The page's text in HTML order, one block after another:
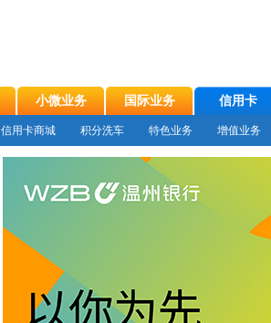
小微业务 国际业务 信用卡
信用卡商城 积分洗车 特色业务 增值业务